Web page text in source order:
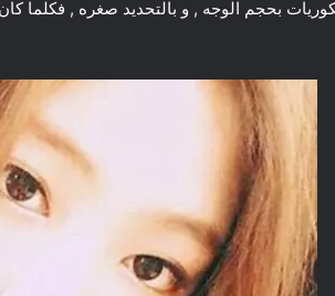
بحجم الوجه , و بالتحديد صغره , فكلما